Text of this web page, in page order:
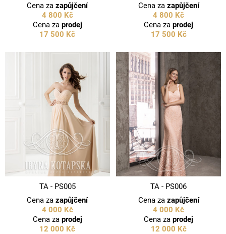
Cena zazapůjčení
4 800 Kč
Cena za prodej
17 500 Kč
Cena za zapůjčení
4 800 Kč
Cena zaprodej
17 500 Kč
TA - PS005
Cena zazapůjčení
4 000 Kč
Cena za prodej
12 000 Kč
TA - PS006
Cena za zapůjčení
4 000 Kč
Cena zaprodej
12 000 Kč